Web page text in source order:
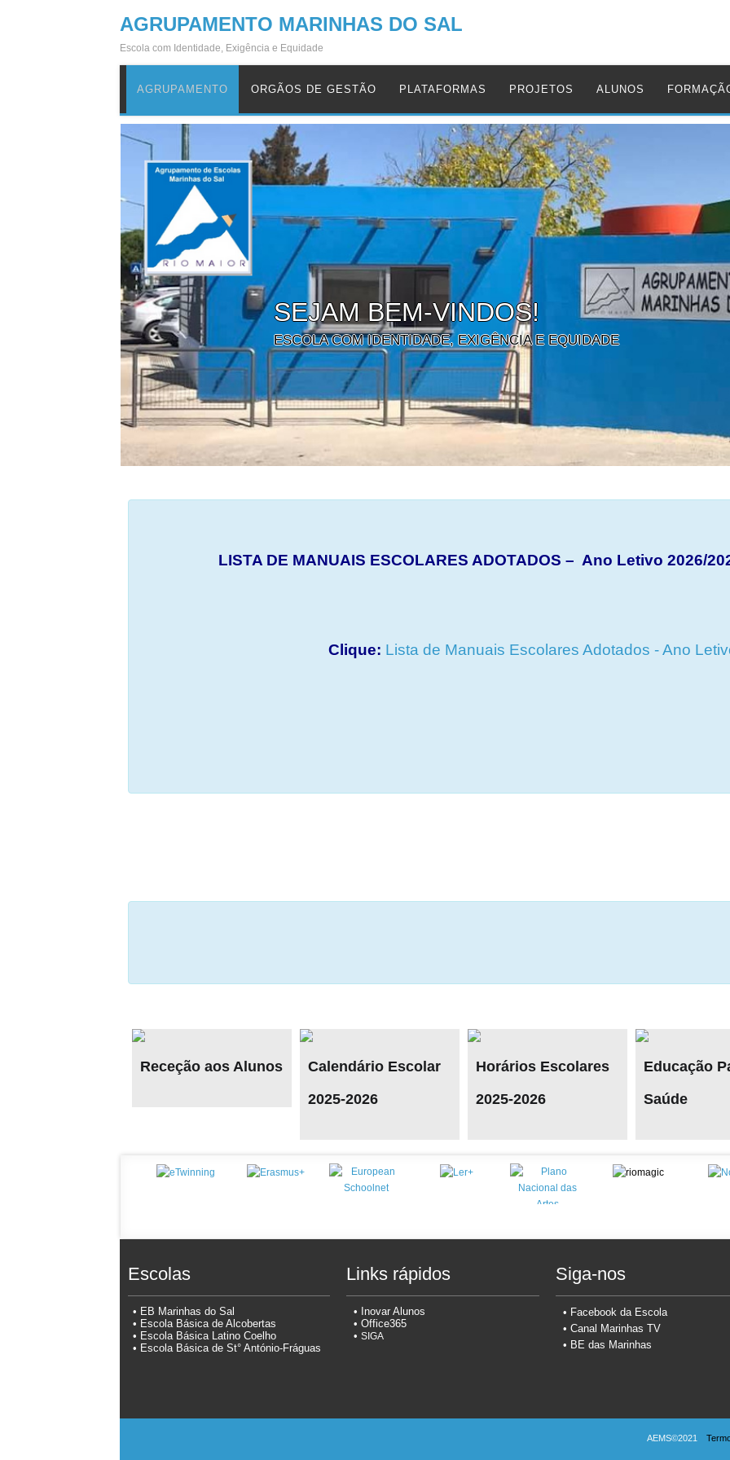
AGRUPAMENTO MARINHAS DO SAL
Escola com Identidade, Exigência e Equidade
AGRUPAMENTO ORGÃOS DE GESTÃO PLATAFORMAS PROJETOS ALUNOS
SEJAM BEM-VINDOS!
ESCOLA COM IDENTIDADE, EXIGÊNCIA E EQUIDADE
LISTA DE MANUAIS ESCOLARES ADOTADOS – Ano Letivo 2026/
Clique: Lista de Manuais Escolares Adotados - Ano
Receção aos Alunos
Calendário Escolar
Horários Escolares
Educação Para a
Escolas
• EB Marinhas do Sal
• Escola Básica de Alcobertas
• Escola BásicaLatino Coelho
• Escola Básicade St° António-Fráguas
Links rápidos
• Inovar Alunos
• Office365
• SIGA
Siga-nos
• Facebook da Escola
• Canal Marinhas TV
• BE das Marinhas
AEMS©2021